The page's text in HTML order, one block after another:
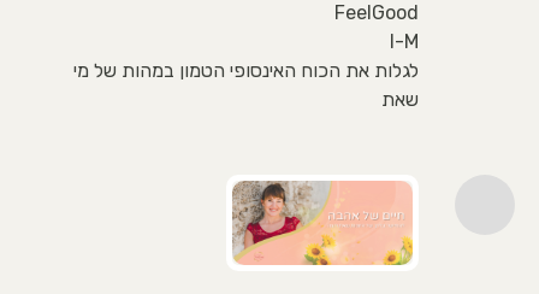
FeelGood
I-M
לגלות את הכוח האינסופי הטמון במהות של מי
שאת